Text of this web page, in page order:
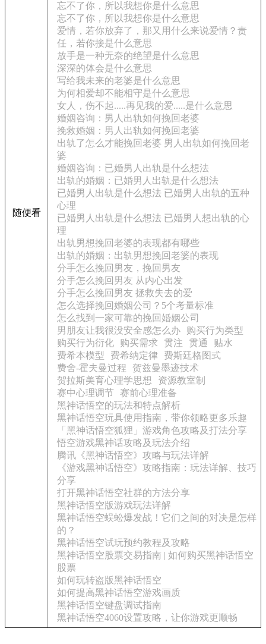
随便看
忘不了你，所以我想你是什么意思
忘不了你，所以我想你是什么意思
爱情，若你放弃了，那又用什么来说爱情？责
任，若你接是什么意思
放手是一种无奈的绝望是什么意思
深深的体会是什么意思
写给我未来的老婆是什么意思
为何相爱却不能相守是什么意思
女人，伤不起.....再见我的爱.....是什么意思
婚姻咨询：男人出轨如何挽回老婆
挽救婚姻：男人出轨如何挽回老婆
出轨了怎么才能挽回老婆 男人出轨如何挽回老
婆
婚姻咨询：已婚男人出轨是什么想法
出轨的婚姻：已婚男人出轨是什么想法
已婚男人出轨是什么想法 已婚男人出轨的五种
心理
已婚男人出轨是什么想法 已婚男人想出轨的心
理
出轨男想挽回老婆的表现都有哪些
出轨的婚姻：出轨男想挽回老婆的表现
分手怎么挽回男友，挽回男友
分手怎么挽回男友 从内心出发
分手怎么挽回男友 拯救失去的爱
怎么选择挽回婚姻公司？5个考量标准
怎么找到一家可靠的挽回婚姻公司
男朋友让我很没安全感怎么办
购买行为类型
购买行为衍化
购买需求 贯注 贯通
贴水
费希本模型
费希纳定律
费斯廷格图式
费舍-霍夫曼过程
贺兹曼墨迹技术
贺拉斯美育心理学思想
资源教室制
赛中心理调节 赛前心理准备
黑神话悟空的玩法和特点解析
黑神话悟空玩具使用指南，带你领略更多乐趣
「黑神话悟空狐狸」游戏角色攻略及打法分享
悟空游戏黑神话攻略及玩法介绍
腾讯《黑神话悟空》攻略与玩法详解
《游戏黑神话悟空》攻略指南：玩法详解、技巧
分享
打开黑神话悟空社群的方法分享
黑神话悟空版游戏玩法详解
黑神话悟空蜈蚣爆发战！它们之间的对决是怎样
的？
黑神话悟空试玩预约教程及攻略
黑神话悟空股票交易指南 | 如何购买黑神话悟空
股票
如何玩转盗版黑神话悟空
如何提高黑神话悟空游戏画质
黑神话悟空键盘调试指南
黑神话悟空4060设置攻略，让你游戏更顺畅